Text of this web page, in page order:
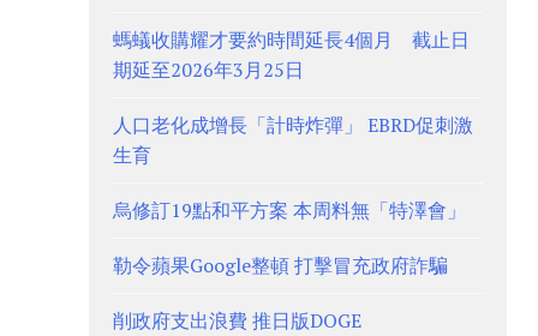
螞蟻收購耀才要約時間延長4個月 截止日
期延至2026年3月25日
人口老化成增長「計時炸彈」 EBRD促刺激
生育
烏修訂19點和平方案 本周料無「特澤會」
勒令蘋果Google整頓 打擊冒充政府詐騙
削政府支出浪費 推日版DOGE